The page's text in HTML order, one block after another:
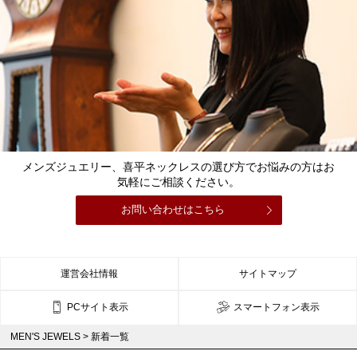
メンズジュエリー、喜平ネックレスの選び方でお悩みの方はお
気軽にご相談ください。
お問い合わせはこちら
運営会社情報 サイトマップ
PCサイト表示 スマートフォン表示
MEN'S JEWELS >新着一覧